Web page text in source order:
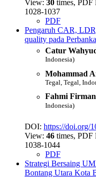
View: 30 times, PDF
1028-1037
PDF
Pengaruh CAR,
quality pada
Catur
Indonesia)
Mohammad
Tegal, Tegal,
Fahmi
Indonesia)
DOI: https://doi.org/
View: 46 times, PDF
1038-1044
PDF
Strategi Bersaing
Bontang Utara Kota